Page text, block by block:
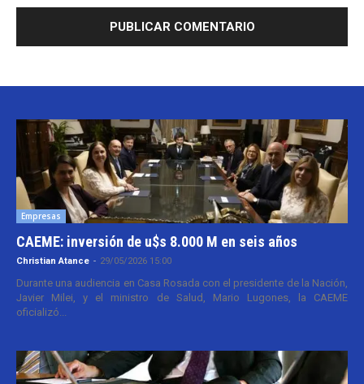
Empresas
CAEME: inversión de u$s 8.000 M en seis años
Christian Atance - 29/05/2026 15:00
Durante una audiencia en Casa Rosada con el presidente de la Nación,
Javier Milei, y el ministro de Salud, Mario Lugones, la CAEME
oficializó...